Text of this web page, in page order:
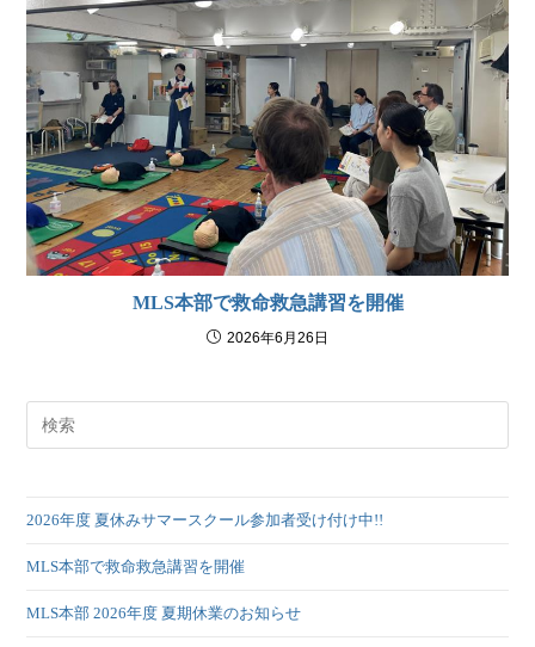
MLS本部で救命救急講習を開催
2026年6月26日
2026年度 夏休みサマースクール参加者受け付け中!!
MLS本部で救命救急講習を開催
MLS本部 2026年度 夏期休業のお知らせ